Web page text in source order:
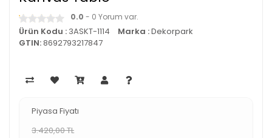
0.0 - 0 Yorum var.
Ürün Kodu : 3ASKT-1114 Marka :Dekorpark
GTIN:8692793217847
Piyasa Fiyatı
3.420,00 TL